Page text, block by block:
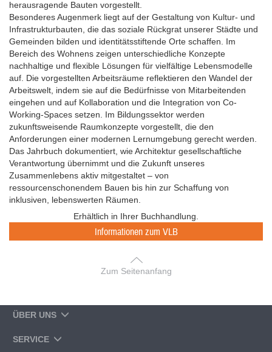
herausragende Bauten vorgestellt.
Besonderes Augenmerk liegt auf der Gestaltung von Kultur- und
Infrastrukturbauten, die das soziale Rückgrat unserer Städte und
Gemeinden bilden und identitätsstiftende Orte schaffen. Im
Bereich des Wohnens zeigen unterschiedliche Konzepte
nachhaltige und flexible Lösungen für vielfältige Lebensmodelle
auf. Die vorgestellten Arbeitsräume reflektieren den Wandel der
Arbeitswelt, indem sie auf die Bedürfnisse von Mitarbeitenden
eingehen und auf Kollaboration und die Integration von Co-
Working-Spaces setzen. Im Bildungssektor werden
zukunftsweisende Raumkonzepte vorgestellt, die den
Anforderungen einer modernen Lernumgebung gerecht werden.
Das Jahrbuch dokumentiert, wie Architektur gesellschaftliche
Verantwortung übernimmt und die Zukunft unseres
Zusammenlebens aktiv mitgestaltet – von
ressourcenschonendem Bauen bis hin zur Schaffung von
inklusiven, lebenswerten Räumen.
Erhältlich in Ihrer Buchhandlung.
Informationen zum VLB
Zum Seitenanfang
ÜBER UNS
SERVICE